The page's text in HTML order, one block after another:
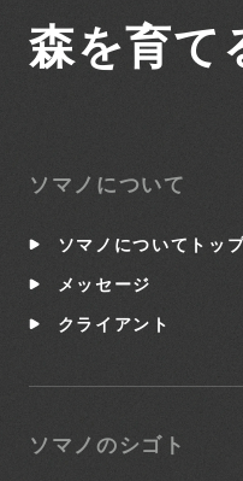
森を育て
ソマノについて
ソマノについてトッ
メッセージ
クライアント
ソマノのシゴト